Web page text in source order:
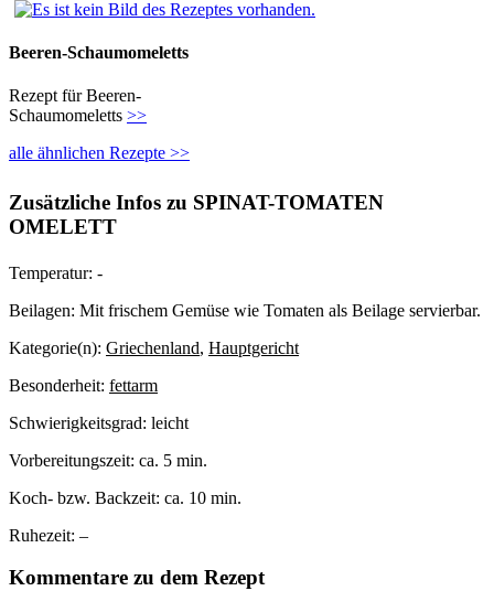
Beeren-Schaumomeletts
Rezept für Beeren-
Schaumomeletts >>
alle ähnlichen Rezepte >>
Zusätzliche Infos zu SPINAT-TOMATEN
OMELETT
Temperatur: -
Beilagen: Mit frischem Gemüse wie Tomaten als Beilage servierbar.
Kategorie(n): Griechenland, Hauptgericht
Besonderheit: fettarm
Schwierigkeitsgrad: leicht
Vorbereitungszeit: ca. 5 min.
Koch- bzw. Backzeit: ca. 10 min.
Ruhezeit: –
Kommentare zu dem Rezept